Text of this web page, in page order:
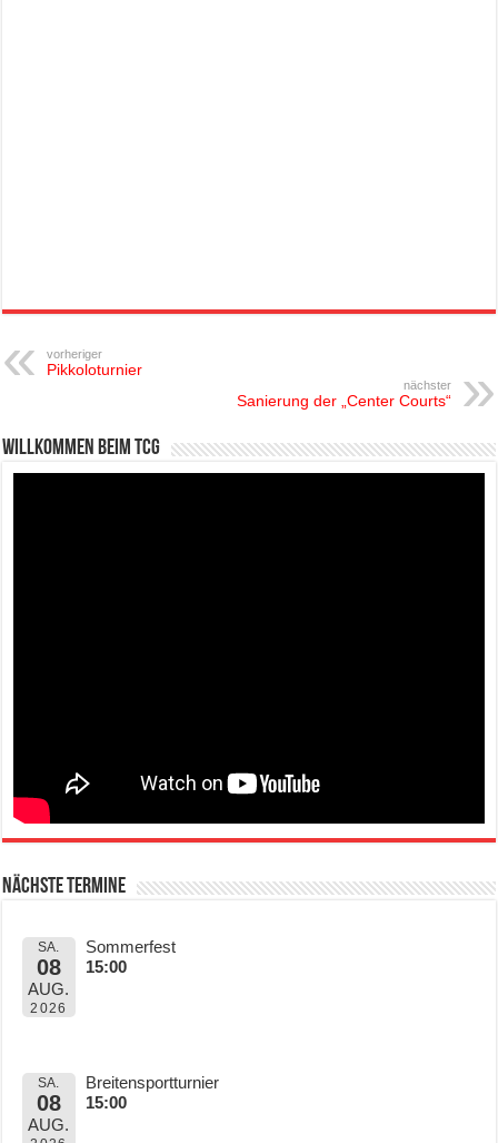
vorheriger
Pikkoloturnier
nächster
Sanierung der „Center Courts“
Willkommen beim TCG
Nächste Termine
SA.
08
AUG.
2026
Sommerfest
15:00
SA.
08
AUG.
Breitensportturnier
15:00